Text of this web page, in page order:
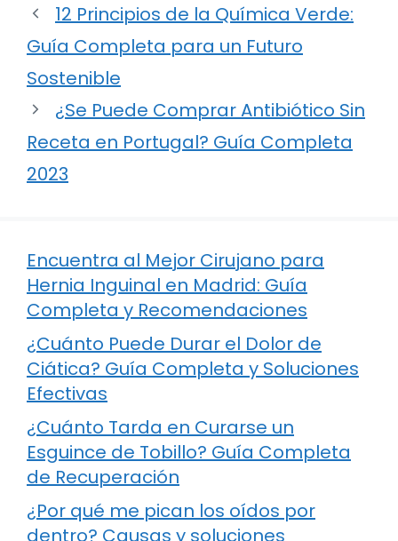
12 Principios de la Química Verde:
Guía Completa para un Futuro
Sostenible
¿Se Puede Comprar Antibiótico Sin
Receta en Portugal? Guía Completa
2023
Encuentra al Mejor Cirujano para
Hernia Inguinal en Madrid: Guía
Completa y Recomendaciones
¿Cuánto Puede Durar el Dolor de
Ciática? Guía Completa y Soluciones
Efectivas
¿Cuánto Tarda en Curarse un
Esguince de Tobillo? Guía Completa
de Recuperación
¿Por qué me pican los oídos por
dentro? Causas y soluciones